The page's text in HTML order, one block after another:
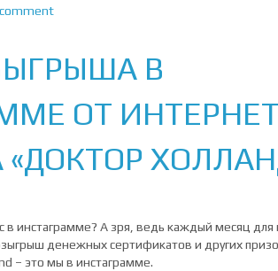
В
ОТ
в инстаграмме? А зря, ведь каждый месяц для
денежных сертификатов и других
– это мы в инстаграмме.